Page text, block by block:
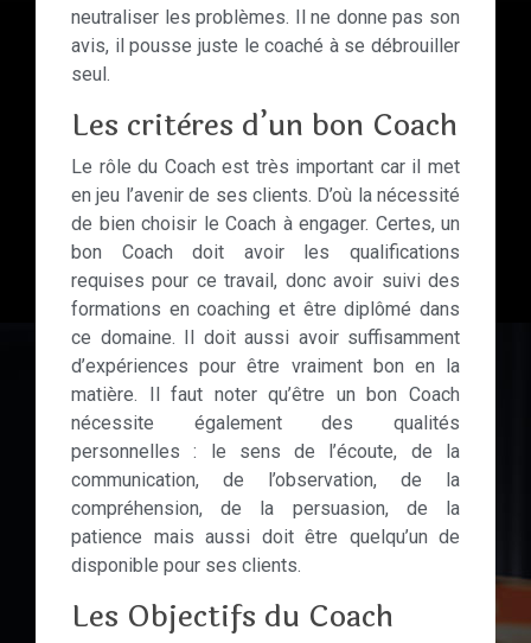
neutraliser les problèmes. Il ne donne pas son
avis, il pousse juste le coaché à se débrouiller
seul.
Les critères d’un bon Coach
Le rôle du Coach est très important car il met
en jeu l’avenir de ses clients. D’où la nécessité
de bien choisir le Coach à engager. Certes, un
bon Coach doit avoir les qualifications
requises pour ce travail, donc avoir suivi des
formations en coaching et être diplômé dans
ce domaine. Il doit aussi avoir suffisamment
d’expériences pour être vraiment bon en la
matière. Il faut noter qu’être un bon Coach
nécessite également des qualités
personnelles : le sens de l’écoute, de la
communication, de l’observation, de la
compréhension, de la persuasion, de la
patience mais aussi doit être quelqu’un de
disponible pour ses clients.
Les Objectifs du Coach